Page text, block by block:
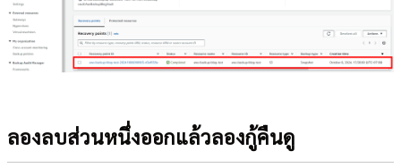
ลองลบส่วนหนึ่งออกแล้วลองกู้คืนดู